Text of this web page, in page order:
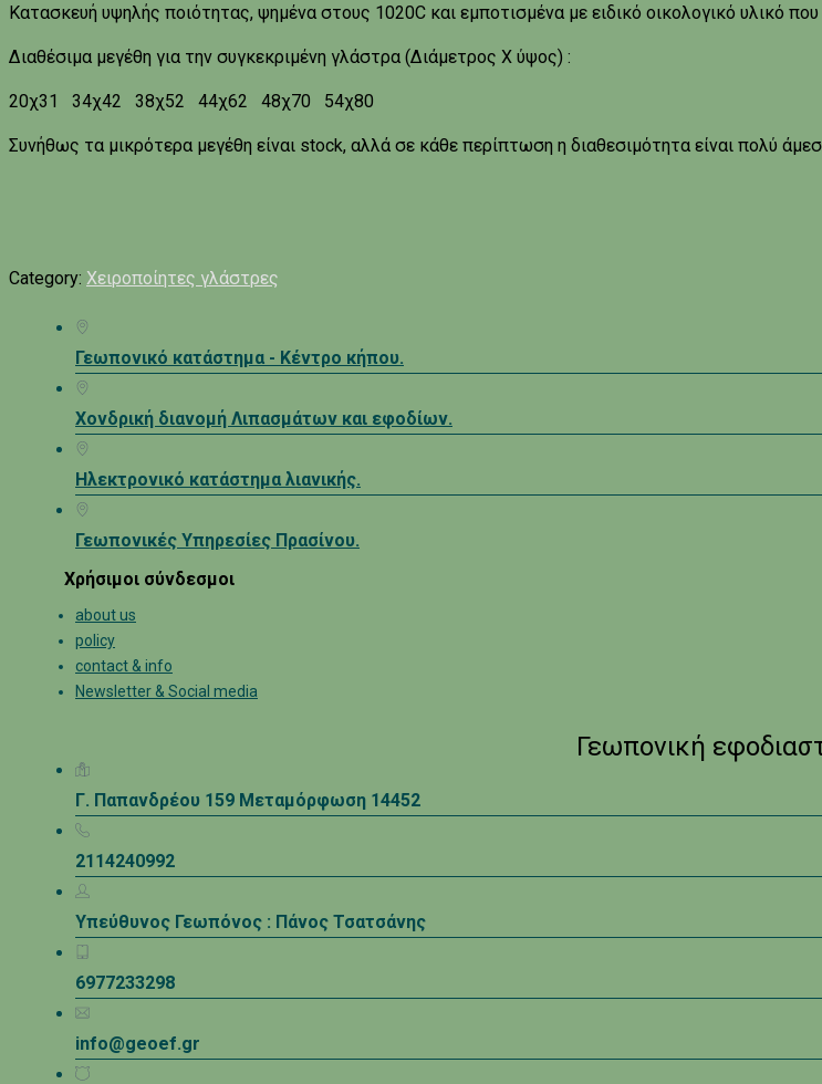
Κατασκευή υψηλής ποιότητας, ψημένα στους 1020C και εμποτισμένα με ειδικό οικολογικό υλικό
Διαθέσιμα μεγέθη για την συγκεκριμένη γλάστρα (Διάμετρος Χ ύψος) :
20χ31 34χ42 38χ52 44χ62 48χ70 54χ80
Συνήθως τα μικρότερα μεγέθη είναι stock, αλλά σε κάθε περίπτωση η διαθεσιμότητα είναι πολύ
Category: Χειροποίητες γλάστρες
Γεωπονικό κατάστημα - Κέντρο κήπου.
Χονδρική διανομή Λιπασμάτων και εφοδίων.
Ηλεκτρονικό κατάστημα λιανικής.
Γεωπονικές Υπηρεσίες Πρασίνου.
Χρήσιμοι σύνδεσμοι
about us
policy
contact & info
Newsletter & Social media
Γεωπονική
Γ. Παπανδρέου 159 Μεταμόρφωση 14452
2114240992
Υπεύθυνος Γεωπόνος : Πάνος Τσατσάνης
6977233298
info@geoef.gr